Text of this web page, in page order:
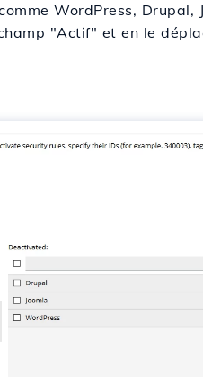
WordPress, Drupal,
"Actif" et en le